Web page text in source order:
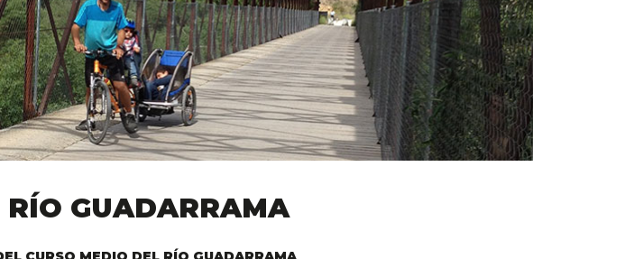
GUADARRAMA